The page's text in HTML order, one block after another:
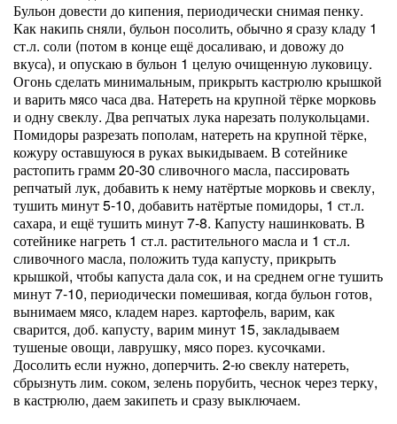
Бульон довести до кипения, периодически снимая пенку.
Как накипь сняли, бульон посолить, обычно я сразу кладу 1
ст.л. соли (потом в конце ещё досаливаю, и довожу до
вкуса), и опускаю в бульон 1 целую очищенную луковицу.
Огонь сделать минимальным, прикрыть кастрюлю крышкой
и варить мясо часа два. Натереть на крупной тёрке морковь
и одну свеклу. Два репчатых лука нарезать полукольцами.
Помидоры разрезать пополам, натереть на крупной тёрке,
кожуру оставшуюся в руках выкидываем. В сотейнике
растопить грамм 20-30 сливочного масла, пассировать
репчатый лук, добавить к нему натёртые морковь и свеклу,
тушить минут 5-10, добавить натёртые помидоры, 1 ст.л.
сахара, и ещё тушить минут 7-8. Капусту нашинковать. В
сотейнике нагреть 1 ст.л. растительного масла и 1 ст.л.
сливочного масла, положить туда капусту, прикрыть
крышкой, чтобы капуста дала сок, и на среднем огне тушить
минут 7-10, периодически помешивая, когда бульон готов,
вынимаем мясо, кладем нарез. картофель, варим, как
сварится, доб. капусту, варим минут 15, закладываем
тушеные овощи, лаврушку, мясо порез. кусочками.
Досолить если нужно, доперчить. 2-ю свеклу натереть,
сбрызнуть лим. соком, зелень порубить, чеснок через терку,
в кастрюлю, даем закипеть и сразу выключаем.